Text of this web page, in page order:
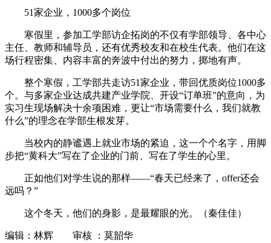
51家企业，1000多个岗位
寒假里，参加工学部访企拓岗的不仅有学部领导、各中心
主任、教师和辅导员，还有优秀校友和在校生代表。他们在这
场行程密集、内容丰富的奔波中付出的努力，掷地有声。
整个寒假，工学部共走访51家企业，带回优质岗位1000多
个。与多家企业达成共建产业学院、开设“订单班”的意向，为
实习生现场解决十余项困难，更让“市场需要什么，我们就教
什么”的理念在学部生根发芽。
当校内的静谧遇上就业市场的紧迫，这一个个名字，用脚
步把“黄科大”写在了企业的门前、写在了学生的心里。
正如他们对学生说的那样——“春天已经来了，offer还会
远吗？”
这个冬天，他们的身影，是最耀眼的光。（秦佳佳）
编辑：林辉 审核 ：莫韶华